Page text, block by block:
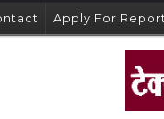
Apply For